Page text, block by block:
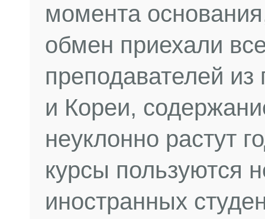
момента
обмен приехали
преподавателей
и Кореи,
неуклонно растут
курсы пользуются
иностранных